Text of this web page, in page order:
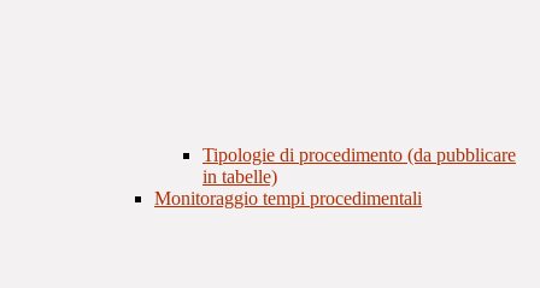
Tipologie di procedimento (da pubblicare
in tabelle)
Monitoraggio tempi procedimentali